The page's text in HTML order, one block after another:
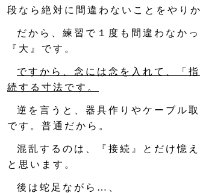
段なら絶対に間違わないことをやり
だから、練習で１度も間違わなか
『大』です。
ですから、念には念を入れて、「
続する寸法です。
逆を言うと、器具作りやケーブル
です。普通だから。
混乱するのは、『接続』とだけ憶
と思います。
後は蛇足ながら…、